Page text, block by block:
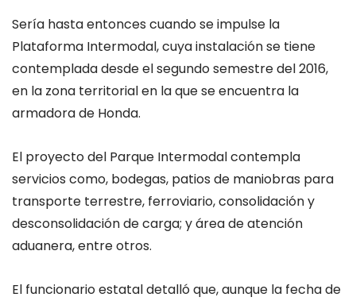
Sería hasta entonces cuando se impulse la
Plataforma Intermodal, cuya instalación se tiene
contemplada desde el segundo semestre del 2016,
en la zona territorial en la que se encuentra la
armadora de Honda.
El proyecto del Parque Intermodal contempla
servicios como, bodegas, patios de maniobras para
transporte terrestre, ferroviario, consolidación y
desconsolidación de carga; y área de atención
aduanera, entre otros.
El funcionario estatal detalló que, aunque la fecha de